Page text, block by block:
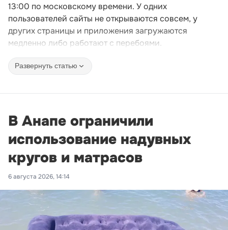
13:00 по московскому времени. У одних
пользователей сайты не открываются совсем, у
других страницы и приложения загружаются
медленно либо работают с перебоями.
Развернуть статью
В Анапе ограничили
использование надувных
кругов и матрасов
6 августа 2026, 14:14